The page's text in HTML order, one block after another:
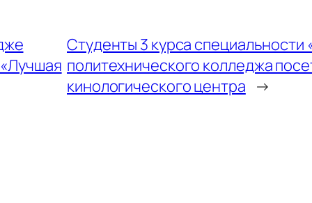
Студенты 3 курса
политехнического колледжа
кинологического центра →